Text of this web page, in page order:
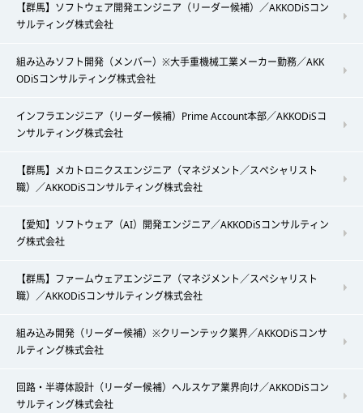
【群馬】ソフトウェア開発エンジニア（リーダー候補）／AKKODiSコン
サルティング株式会社
組み込みソフト開発（メンバー）※大手重機械工業メーカー勤務／AKK
ODiSコンサルティング株式会社
インフラエンジニア（リーダー候補）Prime Account本部／AKKODiSコ
ンサルティング株式会社
【群馬】メカトロニクスエンジニア（マネジメント／スペシャリスト
職）／AKKODiSコンサルティング株式会社
【愛知】ソフトウェア（AI）開発エンジニア／AKKODiSコンサルティン
グ株式会社
【群馬】ファームウェアエンジニア（マネジメント／スペシャリスト
職）／AKKODiSコンサルティング株式会社
組み込み開発（リーダー候補）※クリーンテック業界／AKKODiSコンサ
ルティング株式会社
回路・半導体設計（リーダー候補）ヘルスケア業界向け／AKKODiSコン
サルティング株式会社